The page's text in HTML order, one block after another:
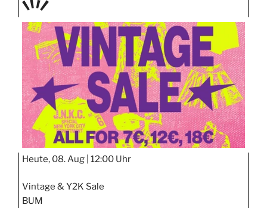
TAGE
STIPP
Heute, 08. Aug | 12:00 Uhr
Vintage & Y2K Sale
BUM